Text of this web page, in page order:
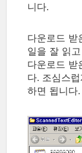
니다.
다운로드
일을 잘 읽
다운로드 받
다. 조심스
하면 됩니다.